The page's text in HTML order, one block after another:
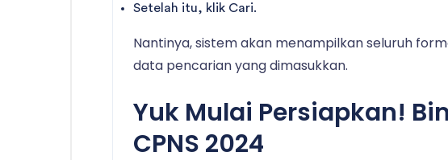
Setelah itu, klik Cari.
Nantinya, sistem akan menampilkan seluruh
data pencarian yang dimasukkan.
Yuk Mulai Persiapkan!
CPNS 2024